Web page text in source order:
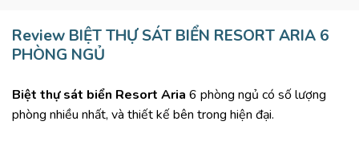
Review BIỆT THỰ SÁT BIỂN RESORT ARIA 6
PHÒNG NGỦ
Biệt thự sát biển Resort Aria 6 phòng ngủ có số lượng
phòng nhiều nhất, và thiết kế bên trong hiện đại.